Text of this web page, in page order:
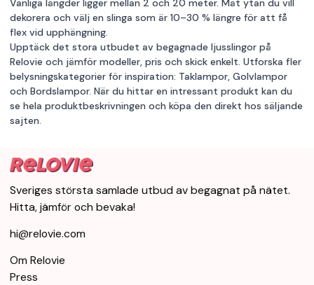
dekorera och välj en slinga som är 10–30 % längre för att få
flex vid upphängning.
Upptäck det stora utbudet av begagnade ljusslingor på
Relovie och jämför modeller, pris och skick enkelt. Utforska fler
belysningskategorier för inspiration: Taklampor Golvlampor
och Bordslampor. När du hittar en intressant produkt kan du
se hela produktbeskrivningen och köpa den direkt hos säljande
sajten.
Sveriges största samlade utbud av begagnat på nätet.
Hitta, jämför och bevaka!
hi@relovie.com
Om Relovie
Press